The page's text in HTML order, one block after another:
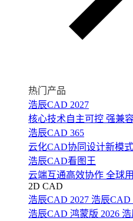
热门产品
浩辰CAD 2027
核心技术自主可控 强兼
浩辰CAD 365
云化CAD协同设计新模式
浩辰CAD看图王
云端互通高效协作 全球
2D CAD
浩辰CAD 2027 浩辰CAD
浩辰CAD 鸿蒙版 2026